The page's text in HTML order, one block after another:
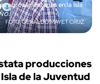
agroalimentarias en la Isla
GERALDO MAYET CRUZ
producciones
de la Juventud